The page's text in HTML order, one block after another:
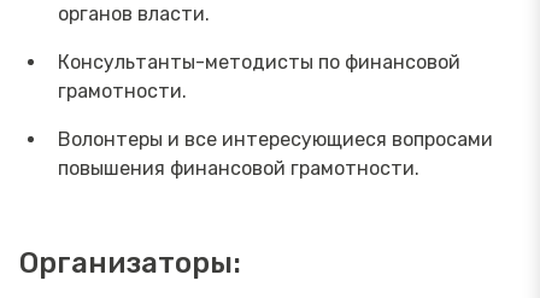
органов власти.
Консультанты-методисты по финансовой
грамотности.
Волонтеры и все интересующиеся вопросами
повышения финансовой грамотности.
Организаторы: